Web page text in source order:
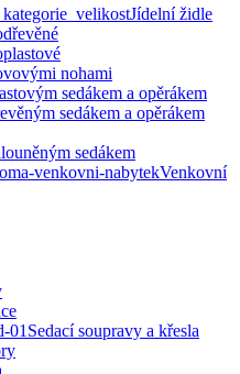
Jídelní židle
nohami
sedákem a opěrákem
sedákem a opěrákem
sedákem
Venkovní
Sedací soupravy a křesla